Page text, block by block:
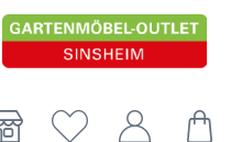
LIEFERUNG